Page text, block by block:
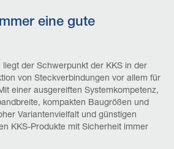
eine gute
der Schwerpunkt der KKS in der
von Steckverbindungen vor allem für
einer ausgereiften Systemkompetenz,
kompakten Baugrößen und
Variantenvielfalt und günstigen
KKS-Produkte mit Sicherheit immer